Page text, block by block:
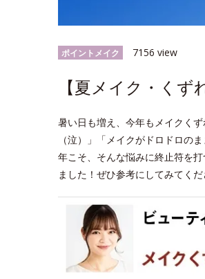
ポイントメイク 7156 view
【夏メイク・く
暑い日も増え、今年もメイクく
（泣）」「メイクがドロドロの
年こそ、そんな悩みに終止符を
ました！ぜひ参考にしてみてくだ